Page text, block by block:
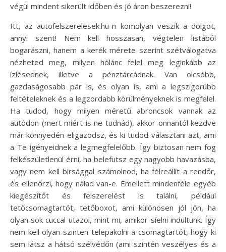
végül mindent sikerült időben és jó áron beszerezni!
Itt, az autofelszerelesek.hu-n komolyan veszik a dolgot,
annyi szent! Nem kell hosszasan, végtelen listából
bogarászni, hanem a kerék mérete szerint szétválogatva
nézheted meg, milyen hólánc felel meg leginkább az
ízlésednek, illetve a pénztárcádnak. Van olcsóbb,
gazdaságosabb pár is, és olyan is, ami a legszigorúbb
feltételeknek és a legzordabb körülményeknek is megfelel.
Ha tudod, hogy milyen méretű abroncsok vannak az
autódon (mert miért is ne tudnád), akkor onnantól kezdve
már könnyedén eligazodsz, és ki tudod választani azt, ami
a Te igényeidnek a legmegfelelőbb. Így biztosan nem fog
felkészületlenül érni, ha belefutsz egy nagyobb havazásba,
vagy nem kell bírsággal számolnod, ha félreállít a rendőr,
és ellenőrzi, hogy nálad van-e. Emellett mindenféle egyéb
kiegészítőt és felszerelést is találni, például
tetőcsomagtartót, tetőboxot, ami különösen jól jön, ha
olyan sok cuccal utazol, mint mi, amikor síelni indultunk. Így
nem kell olyan szinten telepakolni a csomagtartót, hogy ki
sem látsz a hátsó szélvédőn (ami szintén veszélyes és a